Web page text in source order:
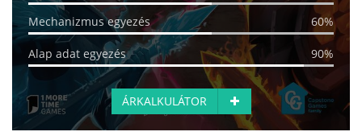
Mechanizmus egyezés
60%
Alap adat egyezés 90%
ÁRKALKULÁTOR